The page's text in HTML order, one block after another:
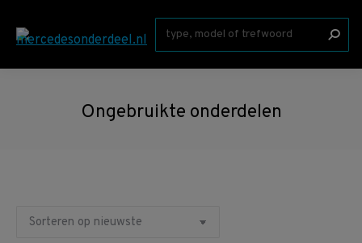
Zoeken:
Ongebruikte onderdelen